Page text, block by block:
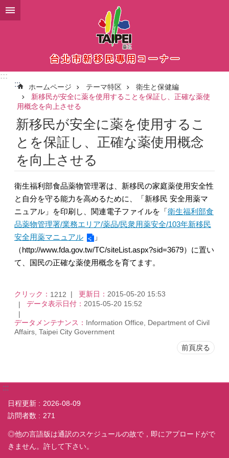
メインコンテンツブロックにスキップ
:::
:::
ホームページ テーマ特区
衛生と保健編
新移民が安全に薬を使用することを保証し、正確な薬使
用概念を向上させる
新移民が安全に薬を使用するこ
とを保証し、正確な薬使用概念
を向上させる
衛生福利部食品薬物管理署は、新移民の家庭薬使用安全性
と自分を守る能力を高めるために、「新移民 安全用薬マ
ニュアル」を印刷し、関連電子ファイルを「衛生福利部食
品薬物管理署/業務エリア/薬品/民衆用薬安全/103年新移民
安全用薬マニュアル
」
（http://www.fda.gov.tw/TC/siteList.aspx?sid=3679）に置い
て、国民の正確な薬使用概念を育てます。
クリック： 1212 更新日： 2015-05-20 15:53
データ表示日付： 2015-05-20 15:52
データメンテナンス： Information Office, Department of Civil
Affairs, Taipei City Government
前頁戻る
:::
日程更新
2026-08-09
訪問者数
271
◎他の言語版は通訳のスケジュールの故で，即にアプロードがで
きません。許して下さい。